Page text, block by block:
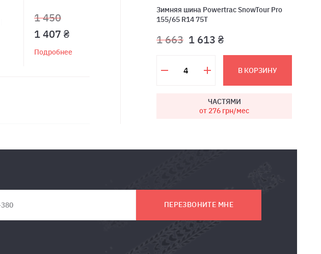
1 450
1 407 ₴
Подробнее
Зимняя шина Powertrac SnowTour Pro
155/65 R14 75T
1 663 1 613 ₴
В КОРЗИНУ
ЧАСТЯМИ
от 276 грн/мес
ПЕРЕЗВОНИТЕ МНЕ